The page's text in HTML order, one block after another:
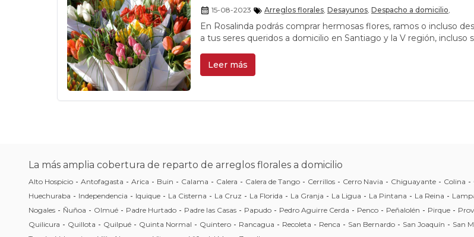
15-08-2023 Arreglos florales, Desayunos, Despacho a domicilio,
En Rosalinda podrás comprar hermosas flores, ramos o incluso
a tus seres queridos a domicilio en Santiago y la V región, incluso
Leer más
La más amplia cobertura de reparto de arreglos florales a domicilio
Alto Hospicio - Antofagasta - Arica - Buin - Calama - Calera - Calera de Tango - Cerrillos - Cerro Navia - Chiguayante - Colina -
Huechuraba - Independencia - Iquique - La Cisterna - La Cruz - La Florida - La Granja - La Ligua - La Pintana - La Reina -
Nogales - Ñuñoa - Olmué - Padre Hurtado - Padre las Casas - Papudo - Pedro Aguirre Cerda - Penco - Peñalolén - Pirque -
Quilicura - Quillota - Quilpué - Quinta Normal - Quintero - Rancagua - Recoleta - Renca - San Bernardo - San Joaquín - San